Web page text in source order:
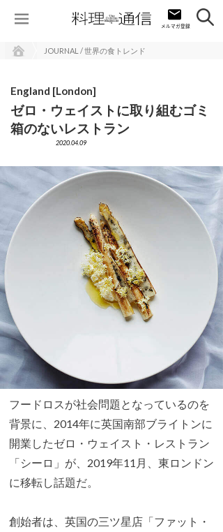
JOURNAL / 世界の食トレンド
England [London]
ゼロ・ウェイストに取り組むゴミ
箱のないレストラン
2020.04.09
フードロスが社会問題となっているのを
背景に、2014年に英国南部ブライトンに
開業したゼロ・ウェイスト・レストラン
「シーロ」が、2019年11月、東ロンドン
に移転し話題だ。
創始者は、英国の三ツ星店「ファット・